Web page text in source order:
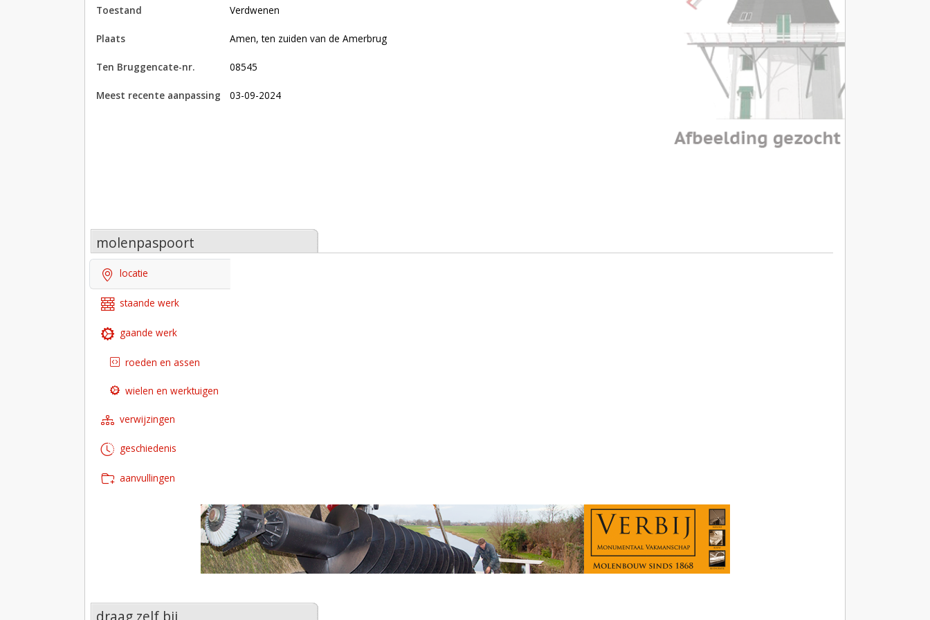
toestand verdwenen
plaats Amen, ten zuiden van de Amerbrug
Ten Bruggencate-nr. 08545
Meest recente aanpassing 03-09-2024
molenpaspoort
locatie
staande werk
gaande werk
roeden en assen
wielen en werktuigen
verwijzingen
geschiedenis
aanvullingen
draag zelf bij